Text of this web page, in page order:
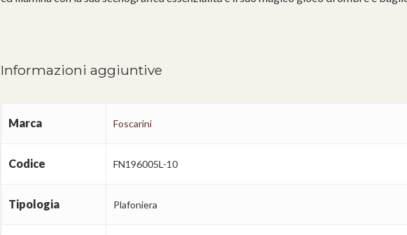
Informazioni aggiuntive
Marca Foscarini
Codice FN196005L-10
Tipologia Plafoniera